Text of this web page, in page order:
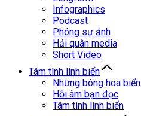
Infographics
Podcast
Phóng sự ảnh
Hải quân media
Short Video
Tâm tình lính biển
Những bông hoa biển
Hồi âm bạn đọc
Tâm tình lính biển